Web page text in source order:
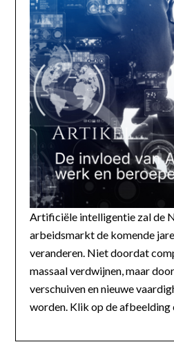
Artificiële intelligentie zal de
arbeidsmarkt de komende
veranderen. Niet doordat
massaal verdwijnen, maar
verschuiven en nieuwe
worden. Klik op de afbeelding